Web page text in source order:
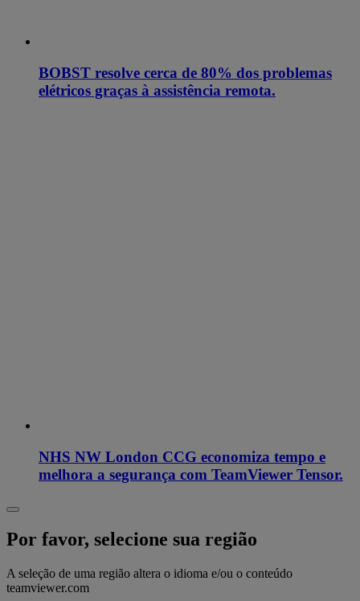
BOBST resolve cerca de 80% dos problemas
elétricos graças à assistência remota.
NHS NW London CCG economiza tempo e
melhora a segurança com TeamViewer Tensor.
Por favor, selecione sua região
A seleção de uma região altera o idioma e/ou o conteúdo
teamviewer.com